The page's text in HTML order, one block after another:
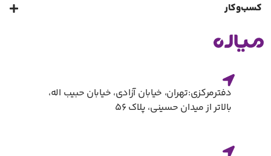
کسب‌و‌کار
دفترمرکزی:تهران، خیابان آزادی، خیابان حبیب اله،
بالاتر از میدان حسینی، پلاک ۵۶